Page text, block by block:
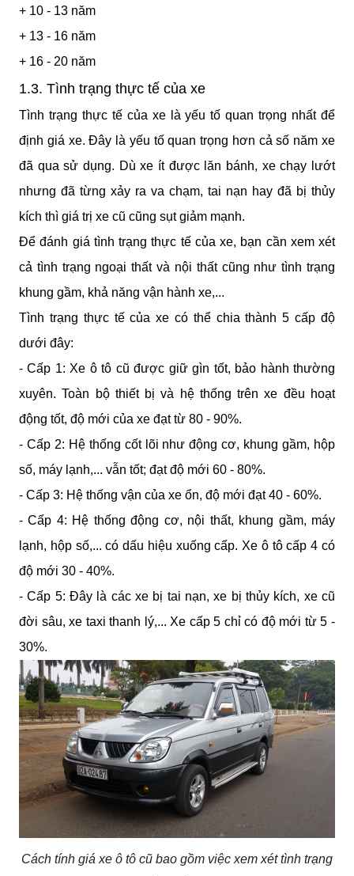
+ 10 - 13 năm
+ 13 - 16 năm
+ 16 - 20 năm
1.3. Tình trạng thực tế của xe
Tình trạng thực tế của xe là yếu tố quan trọng nhất để
định giá xe. Đây là yếu tố quan trọng hơn cả số năm xe
đã qua sử dụng. Dù xe ít được lăn bánh, xe chạy lướt
nhưng đã từng xảy ra va chạm, tai nạn hay đã bị thủy
kích thì giá trị xe cũ cũng sụt giảm mạnh.
Để đánh giá tình trạng thực tế của xe, bạn cần xem xét
cả tình trạng ngoại thất và nội thất cũng như tình trạng
khung gầm, khả năng vận hành xe,...
Tình trạng thực tế của xe có thể chia thành 5 cấp độ
dưới đây:
- Cấp 1: Xe ô tô cũ được giữ gìn tốt, bảo hành thường
xuyên. Toàn bộ thiết bị và hệ thống trên xe đều hoạt
động tốt, độ mới của xe đạt từ 80 - 90%.
- Cấp 2: Hệ thống cốt lõi như động cơ, khung gầm, hộp
số, máy lạnh,... vẫn tốt; đạt độ mới 60 - 80%.
- Cấp 3: Hệ thống vận của xe ổn, độ mới đạt 40 - 60%.
- Cấp 4: Hệ thống động cơ, nội thất, khung gầm, máy
lạnh, hộp số,... có dấu hiệu xuống cấp. Xe ô tô cấp 4 có
độ mới 30 - 40%.
- Cấp 5: Đây là các xe bị tai nạn, xe bị thủy kích, xe cũ
đời sâu, xe taxi thanh lý,... Xe cấp 5 chỉ có độ mới từ 5 -
30%.
Cách tính giá xe ô tô cũ bao gồm việc xem xét tình trạng